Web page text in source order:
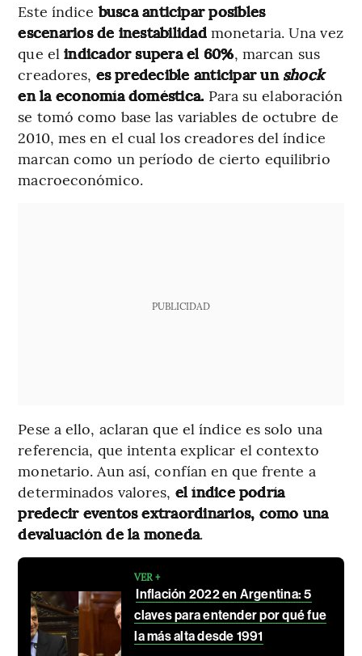
Este índice busca anticipar posibles
escenarios de inestabilidadmonetaria. Una vez
que elindicador supera el 60%, marcan sus
creadores, es predecible anticipar un shock
en la economía doméstica. Para su elaboración
se tomó como base las variables de octubre de
2010, mes en el cual los creadores del índice
marcan como un período de cierto equilibrio
macroeconómico.
PUBLICIDAD
Pese a ello, aclaran que el índice es solo una
referencia, que intenta explicar el contexto
monetario. Aun así, confían en que frente a
determinados valores, el índice podría
predecir eventos extraordinarios, como una
devaluación de la moneda.
VER +
Inflación 2022 en Argentina: 5
claves para entender por qué fue
la más alta desde 1991